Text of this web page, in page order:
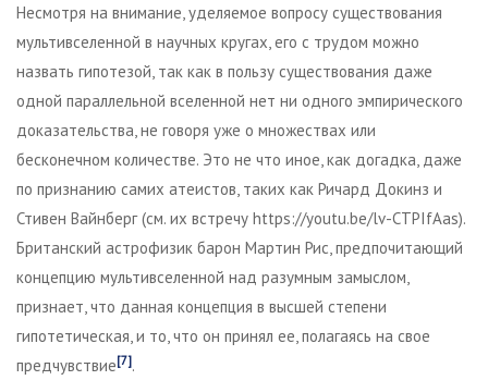
Несмотря на внимание, уделяемое вопросу существования
мультивселенной в научных кругах, его с трудом можно
назвать гипотезой, так как в пользу существования даже
одной параллельной вселенной нет ни одного эмпирического
доказательства, не говоря уже о множествах или
бесконечном количестве. Это не что иное, как догадка, даже
по признанию самих атеистов, таких как Ричард Докинз и
Стивен Вайнберг (см. их встречу https://youtu.be/lv-CTPIfAas).
Британский астрофизик барон Мартин Рис, предпочитающий
концепцию мультивселенной над разумным замыслом,
признает, что данная концепция в высшей степени
гипотетическая, и то, что он принял ее, полагаясь на свое
предчувствие[7].